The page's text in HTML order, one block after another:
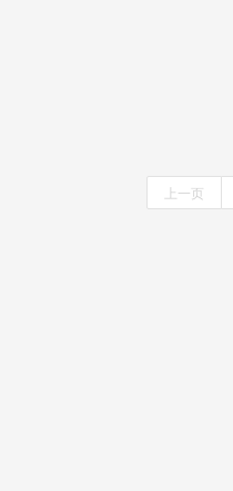
上一页